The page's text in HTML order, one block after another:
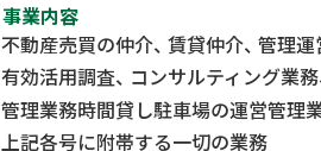
事業内容
不動産売買の仲介 賃貸仲介 管理運
有効活用調査 コンサルティング業務
管理業務時間貸し駐車場の運営管理
上記各号に附帯する一切の業務